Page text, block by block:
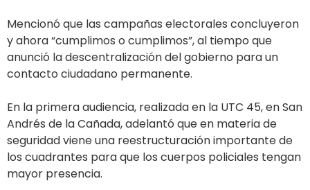
Mencionó que las campañas electorales concluyeron
y ahora “cumplimos o cumplimos”, al tiempo que
anunció la descentralización del gobierno para un
contacto ciudadano permanente.
En la primera audiencia, realizada en la UTC 45, en San
Andrés de la Cañada, adelantó que en materia de
seguridad viene una reestructuración importante de
los cuadrantes para que los cuerpos policiales tengan
mayor presencia.